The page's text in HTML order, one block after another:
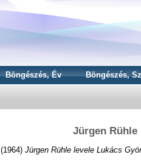
Böngészés, Év Böngészés,
Jürgen Rühle
(1964) Jürgen Rühle levele Lukács